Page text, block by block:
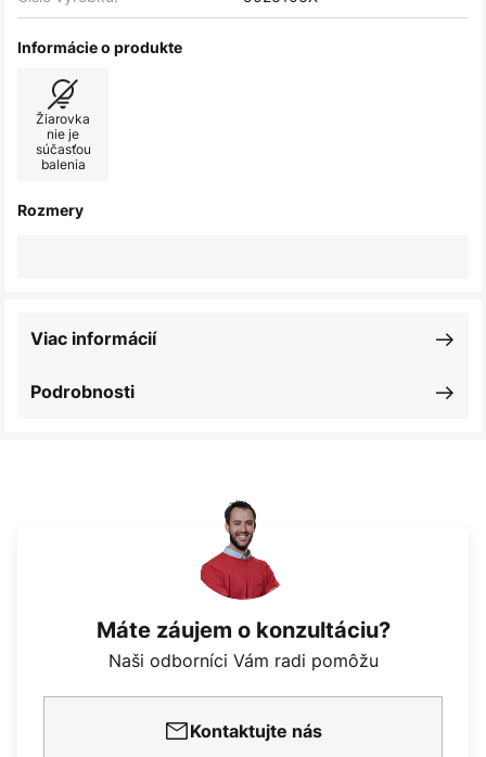
Informácie o produkte
Žiarovka
nie je
súčasťou
balenia
Rozmery
Podrobnosti
Viac informácií
Máte záujem o konzultáciu?
Naši odborníci Vám radi pomôžu
Kontaktujte nás